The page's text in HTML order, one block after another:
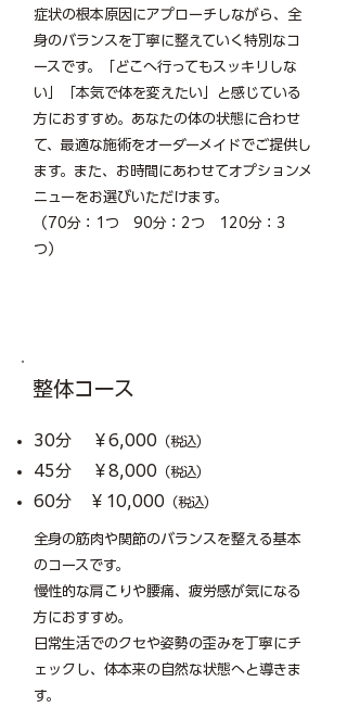
症状の根本原因にアプローチしながら、全
身のバランスを丁寧に整えていく特別なコ
ースです。「どこへ行ってもスッキリしな
い」「本気で体を変えたい」と感じている
方におすすめ。あなたの体の状態に合わせ
て、最適な施術をオーダーメイドでご提供し
ます。また、お時間にあわせてオプションメ
ニューをお選びいただけます。
（70分：1つ 90分：2つ 120分：3
つ）
整体コース​
30分 ￥6,000 （税込）
45分 ￥8,000 （税込）
60分 ￥10,000 （税込）
全身の筋肉や関節のバランスを整える基本
のコースです。
慢性的な肩こりや腰痛、疲労感が気になる
方におすすめ。
日常生活でのクセや姿勢の歪みを丁寧にチ
ェックし、体本来の自然な状態へと導きま
す。